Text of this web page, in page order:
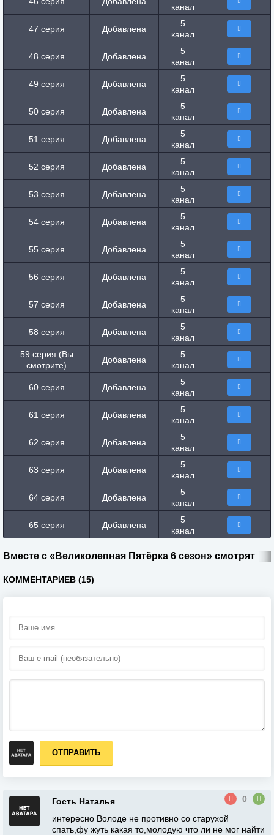
канал
47 серия Добавлена
5
канал
48 серия Добавлена
5
канал
49 серия Добавлена
5
канал
50 серия Добавлена
5
канал
51 серия Добавлена
5
канал
52 серия Добавлена
5
канал
53 серия Добавлена
5
канал
54 серия Добавлена
5
канал
55 серия Добавлена
5
канал
56 серия Добавлена
5
канал
57 серия Добавлена
5
канал
58 серия Добавлена
5
канал
59 серия (Вы
смотрите)
Добавлена
5
канал
60 серия Добавлена
5
канал
61 серия Добавлена
5
канал
62 серия Добавлена
5
канал
63 серия Добавлена
5
канал
64 серия Добавлена
5
канал
65 серия Добавлена
5
канал
Вместе с «Великолепная Пятёрка 6 сезон» смотрят
КОММЕНТАРИЕВ (15)
ОТПРАВИТЬ
Гость Наталья
0
интересно Володе не противно со старухой
спать,фу жуть какая то,молодую что ли не мог найти